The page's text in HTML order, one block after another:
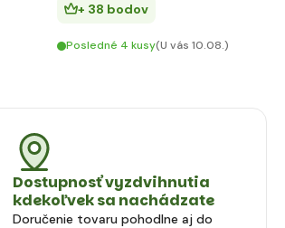
+ 38 bodov
Posledné 4 kusy(U vás 10.08.)
Dostupnosť vyzdvihnutia
kdekoľvek sa nachádzate
Doručenie tovaru pohodlne aj do